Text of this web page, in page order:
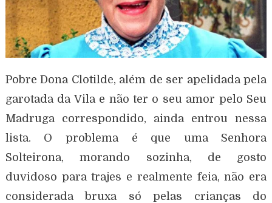
Pobre Dona Clotilde, além de ser apelidada pela
garotada da Vila e não ter o seu amor pelo Seu
Madruga correspondido, ainda entrou nessa
lista. O problema é que uma Senhora
Solteirona, morando sozinha, de gosto
duvidoso para trajes e realmente feia, não era
considerada bruxa só pelas crianças do